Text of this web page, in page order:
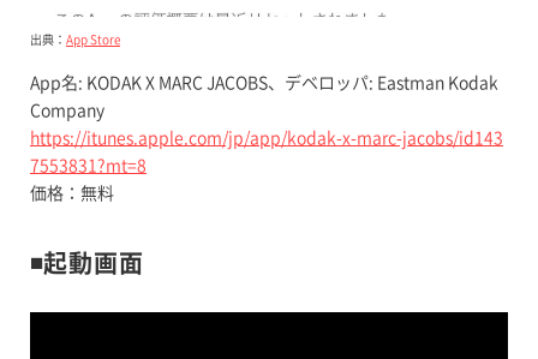
出典： App Store
App名: KODAK X MARC JACOBS、デベロッパ: Eastman Kodak
Company
https://itunes.apple.com/jp/app/kodak-x-marc-jacobs/id143
7553831?mt=8
価格：無料
◾️起動画面